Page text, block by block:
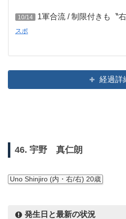
10/14 1軍合流 / 制限付きも〝
スポ
経過詳
46. 宇野 真仁朗
Uno Shinjiro (内・右/右) 20歳
発生日と最新の状況